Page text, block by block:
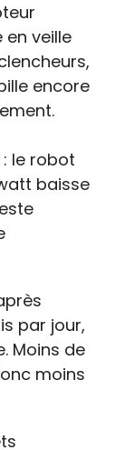
en veille
encore
le robot
baisse
par jour,
Moins de
moins